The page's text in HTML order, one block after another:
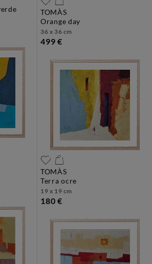
TOMÀS
orange day
36 x 36 cm
499 €
TOMÀS
terra ocre
19 x 19 cm
180 €